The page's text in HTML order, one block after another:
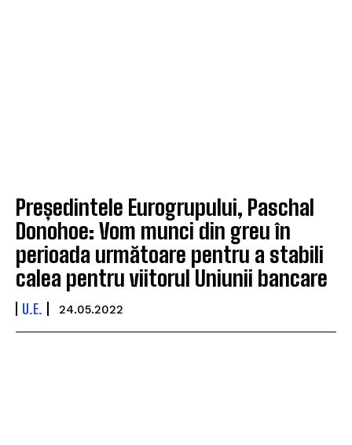
Președintele Eurogrupului, Paschal
Donohoe: Vom munci din greu în
perioada următoare pentru a stabili
calea pentru viitorul Uniunii bancare
U.E. 24.05.2022